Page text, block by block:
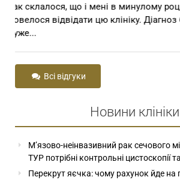
Шановний Степан Томович та
Степанович! Сам Господь Бог
Всі відгуки
Новини клініки
М’язово-неінвазивний рак сечового
ТУР потрібні контрольні цистоскопії
Перекрут яєчка: чому рахунок йде на